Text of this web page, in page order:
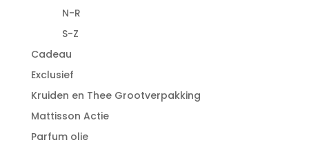
N-R
S-Z
Cadeau
Exclusief
Kruiden en Thee Grootverpakking
Mattisson Actie
Parfum olie